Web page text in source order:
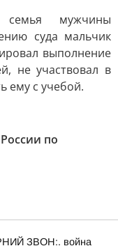
семья мужчины
суда мальчик
выполнение
не участвовал в
ему с учебой.
по
ЗВОН:. война